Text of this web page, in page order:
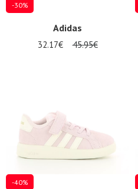
-30%
Adidas
32.17€ 45.95€
-40%